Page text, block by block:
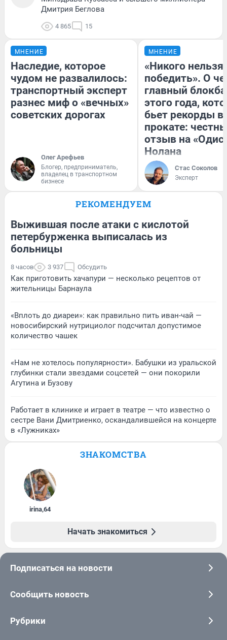
Дмитрия Беглова
4 865 15
МНЕНИЕ
Наследие, которое
чудом не развалилось:
транспортный эксперт
разнес миф о «вечных»
советских дорогах
Олег Арефьев
Блогер, предприниматель,
владелец в транспортном
бизнесе
МНЕНИЕ
«Никого нельзя
победить». О
главный
этого года,
бьет рекорды в
прокате:
отзыв на
Нолана
Стас Соколов
Эксперт
РЕКОМЕНДУЕМ
Выжившая после атаки с кислотой
петербурженка выписалась из
больницы
8 часов 3 937 Обсудить
Как приготовить хачапури — несколько рецептов от
жительницы Барнаула
«Вплоть до диареи»: как правильно пить иван-чай —
новосибирский нутрициолог подсчитал допустимое
количество чашек
«Нам не хотелось популярности». Бабушки из уральской
глубинки стали звездами соцсетей — они покорили
Агутина и Бузову
Работает в клинике и играет в театре — что известно о
сестре Вани Дмитриенко, оскандалившейся на концерте
в «Лужниках»
ЗНАКОМСТВА
irina,64
Начать знакомиться
Подписаться на новости
Сообщить новость
Рубрики